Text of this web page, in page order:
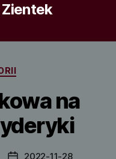
na
Data2022-11-28